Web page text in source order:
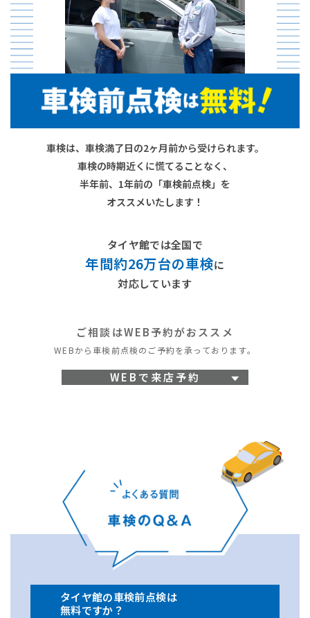
車検は、車検満了日の2ヶ月前から受けられます。
車検の時期近くに慌てることなく、
半年前、1年前の「車検前点検」を
オススメいたします！
タイヤ館では全国で
年間約26万台の車検に
対応しています
ご相談はWEB予約がおススメ
WEBから車検前点検のご予約を承っております。
WEBで来店予約
タイヤ館の車検前点検は
無料ですか？